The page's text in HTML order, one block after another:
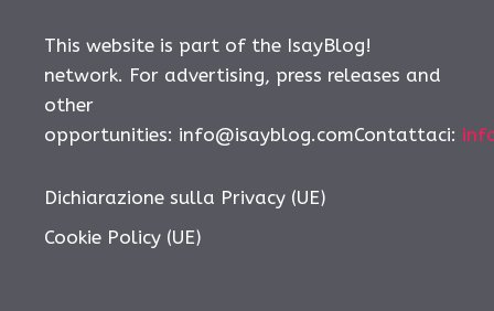
This website is part of the IsayBlog!
network. For advertising, press releases and
other
opportunities: info@isayblog.comContattaci:
Dichiarazione sulla Privacy (UE)
Cookie Policy (UE)